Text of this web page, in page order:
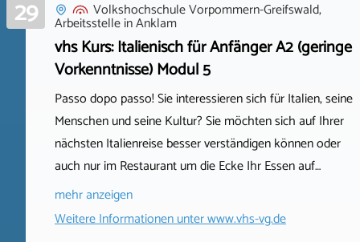
29
Volkshochschule Vorpommern-Greifswald,
ArbeitsstelleinAnklam
vhs Kurs: Italienisch für Anfänger A2 (geringe
Vorkenntnisse) Modul 5
Passo dopo passo! Sie interessieren sich für Italien, seine
Menschen und seine Kultur? Sie möchten sich auf Ihrer
nächsten Italienreise besser verständigen können oder
auch nur im Restaurant um die Ecke Ihr Essen auf…
mehr anzeigen
Weitere Informationen unterwww.vhs-vg.de